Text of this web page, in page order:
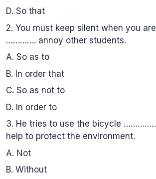
D. So that
2. You must keep silent when you
…………. annoy other students.
A. So as to
B. In order that
C. So as not to
D. In order to
3. He tries to use the bicycle
help to protect the environment.
A. Not
B. Without